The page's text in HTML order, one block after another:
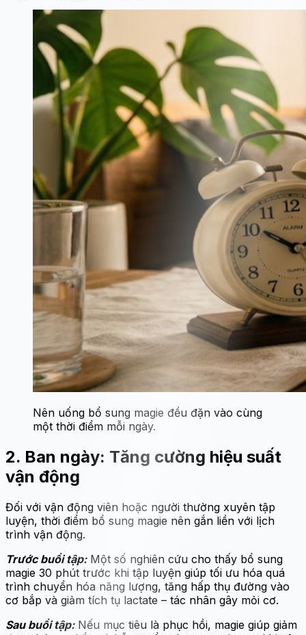
Nên uống bổ sung magie đều đặn vào cùng
một thời điểm mỗi ngày.
2. Ban ngày: Tăng cường hiệu suất
vận động
Đối với vận động viên hoặc người thường xuyên tập
luyện, thời điểm bổ sung magie nên gắn liền với lịch
trình vận động.
Trước buổi tập:Một số nghiên cứu cho thấy bổ sung
magie 30 phút trước khi tập luyện giúp tối ưu hóa quá
trình chuyển hóa năng lượng, tăng hấp thụ đường vào
cơ bắp và giảm tích tụ lactate – tác nhân gây mỏi cơ.
Sau buổi tập:Nếu mục tiêu là phục hồi, magie giúp giảm